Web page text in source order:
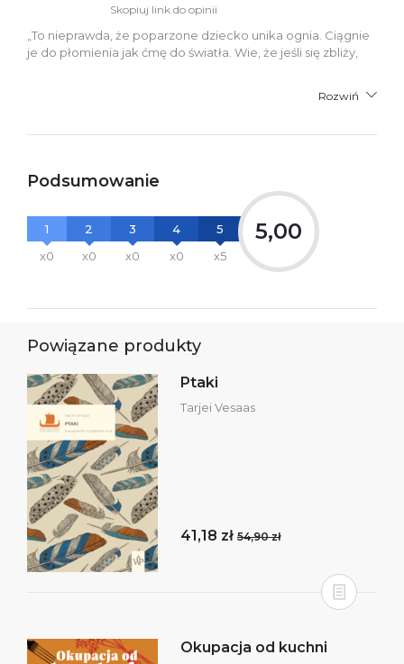
Skopiuj link do opinii
„To nieprawda, że poparzone dziecko unika ognia. Ciągnie
je do płomienia jak ćmę do światła. Wie, że jeśli się zbliży,
Rozwiń
Podsumowanie
1
x0
2
x0
3
x0
4
x0
5
x5
5,00
Powiązane produkty
Ptaki
Tarjei Vesaas
41,18 zł 54,90 zł
Okupacja od kuchni